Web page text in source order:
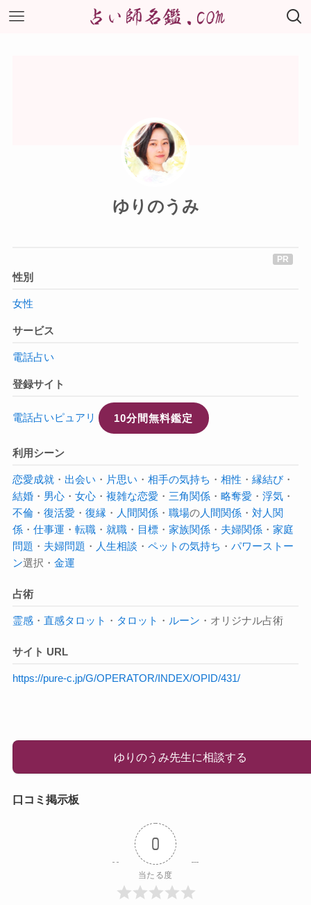
ゆりのうみ
性別
女性
サービス
電話占い
登録サイト
電話占いピュアリ 10分間無料鑑定
利用シーン
恋愛成就・ 出会い ・ 片思い ・ 相手の気持ち ・ 相性 ・ 縁結び・
結婚・ 男心・ 女心・ 複雑な恋愛 ・ 三角関係・ 略奪愛 ・ 浮気・
不倫・ 復活愛 ・ 復縁 ・ 人間関係・ 職場の人間関係・ 対人関
係・ 仕事運 ・ 転職・ 就職・ 目標・ 家族関係・ 夫婦関係・ 家庭
問題 ・ 夫婦問題 ・ 人生相談 ・ ペットの気持ち ・ パワーストー
ン選択・ 金運
占術
霊感・ 直感タロット ・ タロット ・ ルーン ・オリジナル占術
サイト URL
https://pure-c.jp/G/OPERATOR/INDEX/OPID/431/
ゆりのうみ先生に相談する
口コミ掲示板
0
当たる度